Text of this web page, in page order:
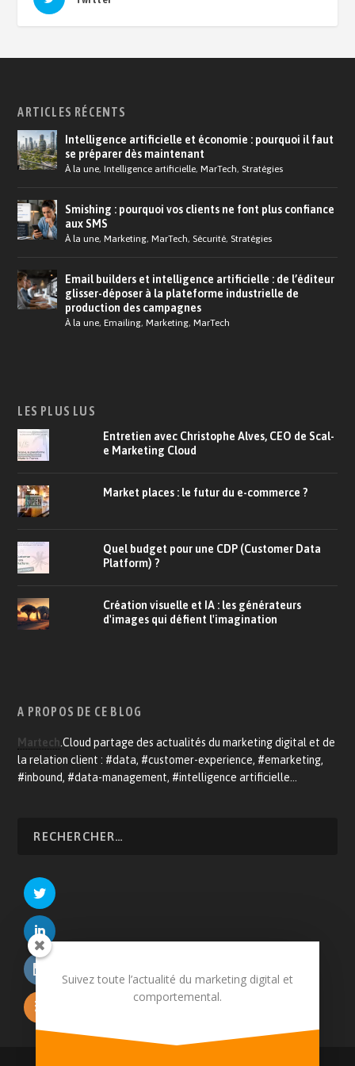
ARTICLES RÉCENTS
Intelligence artificielle et économie : pourquoi il faut
se préparer dès maintenant
À la une,Intelligence artificielle,MarTech, Stratégies
Smishing : pourquoi vos clients ne font plus confiance
aux SMS
À la une,Marketing,MarTech, Sécurité, Stratégies
Email builders et intelligence artificielle : de l’éditeur
glisser-déposer à la plateforme industrielle de
production des campagnes
À la une,Emailing,Marketing,MarTech
LES PLUS LUS
Entretien avec Christophe Alves, CEO de Scal-
e Marketing Cloud
Market places : le futur du e-commerce ?
Quel budget pour une CDP (Customer Data
Platform) ?
Création visuelle et IA : les générateurs
d'images qui défient l'imagination
A PROPOS DE CE BLOG
Martech.Cloud partage des actualités du marketing digital et de
la relation client : #data, #customer-experience, #emarketing,
#inbound, #data-management, #intelligence artificielle…
Suivez toute l’actualité du marketing digital et
comportemental.